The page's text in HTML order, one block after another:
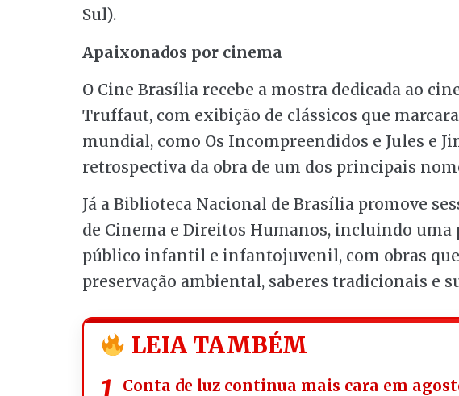
Sul).
Apaixonados por cinema
O Cine Brasília recebe a mostra dedicada ao
Truffaut, com exibição de clássicos que
mundial, como Os Incompreendidos e Jules e
retrospectiva da obra de um dos principais
Já a Biblioteca Nacional de Brasília promove
de Cinema e Direitos Humanos, incluindo uma
público infantil e infantojuvenil, com obras
preservação ambiental, saberes tradicionais e
LEIA TAMBÉM
Conta de luz continua mais cara em